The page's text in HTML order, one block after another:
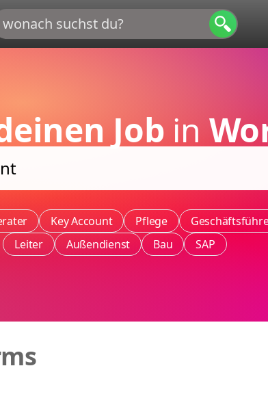
Job in
Key Account Pflege
Leiter
Außendienst Bau SAP